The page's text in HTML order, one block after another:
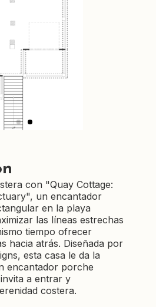
con "Quay Cottage:
un encantador
en la playa
las líneas estrechas
tiempo ofrecer
hacia atrás. Diseñada por
esta casa le da la
encantador porche
a entrar y
costera.